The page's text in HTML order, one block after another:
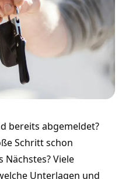
bereits abgemeldet?
Schritt schon
Viele
Unterlagen und